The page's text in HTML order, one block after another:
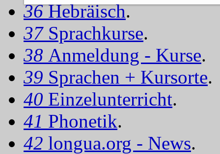
36Hebräisch.
37 Sprachkurse.
38 Anmeldung - Kurse.
39 Sprachen + Kursorte.
40 Einzelunterricht.
41 Phonetik.
42 longua.org - News.